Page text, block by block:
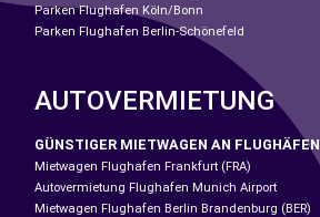
Parken Flughafen Köln/Bonn
Parken Flughafen Berlin-Schönefeld
AUTOVERMIETUNG
GÜNSTIGER MIETWAGEN AN FLUGHÄFEN
Mietwagen Flughafen Frankfurt (FRA)
Autovermietung Flughafen Munich Airport
Mietwagen Flughafen Berlin Brandenburg (BER)